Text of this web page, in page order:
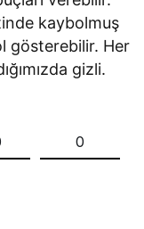
kaybolmuş
gösterebilir. Her
gizli.
0